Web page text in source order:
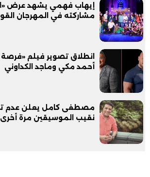
إيهاب فهمي يشهد عرض
مشاركته في المهرجان
انطلاق تصوير فيلم
أحمد مكي وماجد الكداوني
مصطفى كامل يعلن عدم
نقيب الموسيقين مرة أخرى